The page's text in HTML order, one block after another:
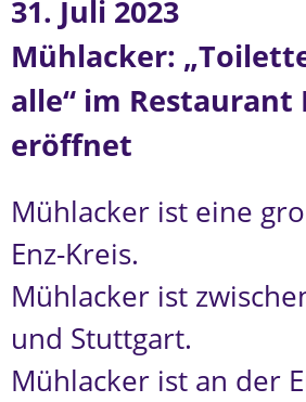
31. Juli 2023
Mühlacker:
alle“ im Restaurant
eröffnet
Mühlacker ist eine
Enz-Kreis.
Mühlacker ist
und Stuttgart.
Mühlacker ist an der